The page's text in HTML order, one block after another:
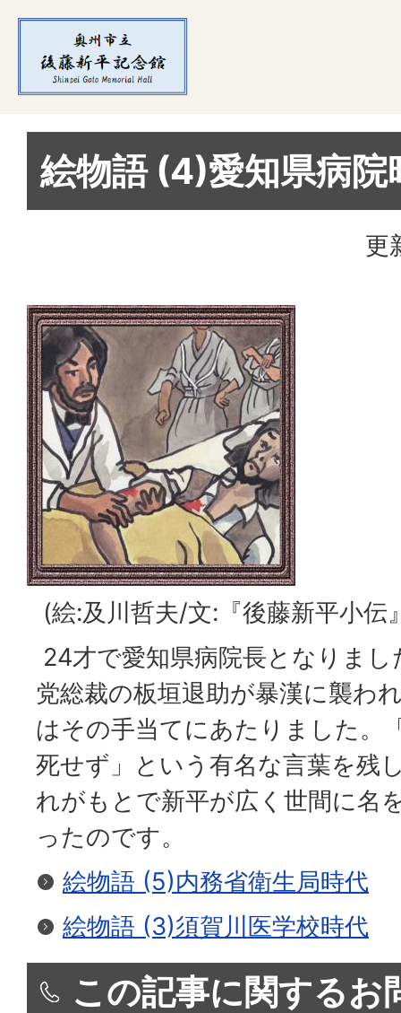
絵物語 (4)愛知県病院
更
(絵:及川哲夫/文:『後藤新平小伝
24才で愛知県病院長となりま
党総裁の板垣退助が暴漢に襲わ
はその手当てにあたりました。
死せず」という有名な言葉を残
れがもとで新平が広く世間に名
ったのです。
絵物語 (5)内務省衛生局時代
絵物語 (3)須賀川医学校時代
この記事に関するお